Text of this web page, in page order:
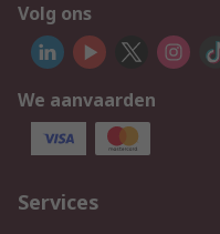
Volg ons
We aanvaarden
Services